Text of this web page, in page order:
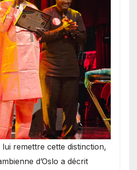
remettre cette distinction,
d’Oslo a décrit